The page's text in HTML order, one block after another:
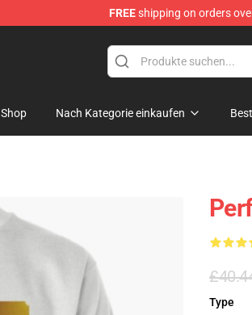
FREEshipping on orders
Shop Nach Kategorie einkaufen
Type